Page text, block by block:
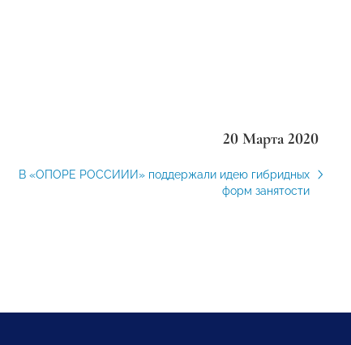
20 Марта 2020
В «ОПОРЕ РОССИИИ» поддержали идею гибридных
форм занятости